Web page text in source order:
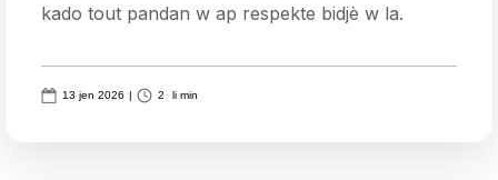
kado tout pandan w ap respekte bidjè w la.
13 jen 2026 | 2 li min